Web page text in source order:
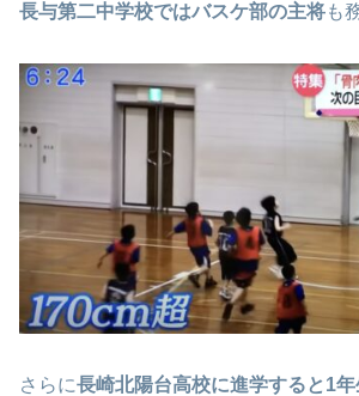
長与第二中学校ではバスケ部の主将も
さらに長崎北陽台高校に進学すると1